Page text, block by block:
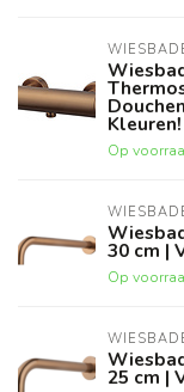
Kleuren!
Op
30 cm |
Op
25 cm |